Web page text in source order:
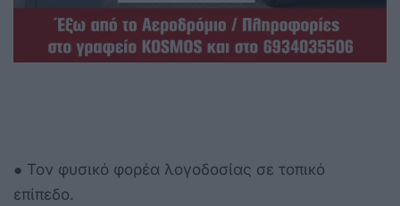
● Τον φυσικό φορέα λογοδοσίας σε τοπικό
επίπεδο.